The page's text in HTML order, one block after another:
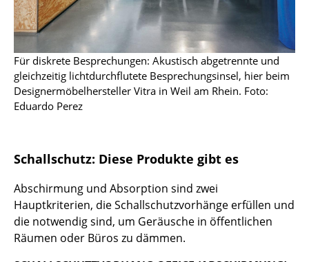
Midcentury Design
Skandinavisches Design
Italienisches Design
Nachhaltiges Design
Geschenkideen
Angebote
Für diskrete Besprechungen: Akustisch abgetrennte und
gleichzeitig lichtdurchflutete Besprechungsinsel, hier beim
Designermöbelhersteller Vitra in Weil am Rhein. Foto:
Eduardo Perez
Schallschutz: Diese Produkte gibt es
Abschirmung und Absorption sind zwei
Hauptkriterien, die Schallschutzvorhänge erfüllen und
die notwendig sind, um Geräusche in öffentlichen
Räumen oder Büros zu dämmen.